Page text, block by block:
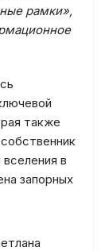
рамки»,
также
в
запорных